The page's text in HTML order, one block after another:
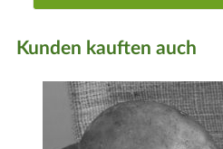
Kunden kauften auch